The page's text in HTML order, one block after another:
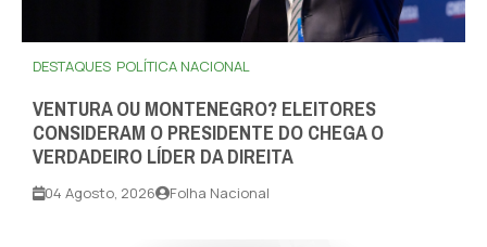
DESTAQUES POLÍTICA NACIONAL
VENTURA OU MONTENEGRO? ELEITORES
CONSIDERAM O PRESIDENTE DO CHEGA O
VERDADEIRO LÍDER DA DIREITA
04 Agosto, 2026 Folha Nacional